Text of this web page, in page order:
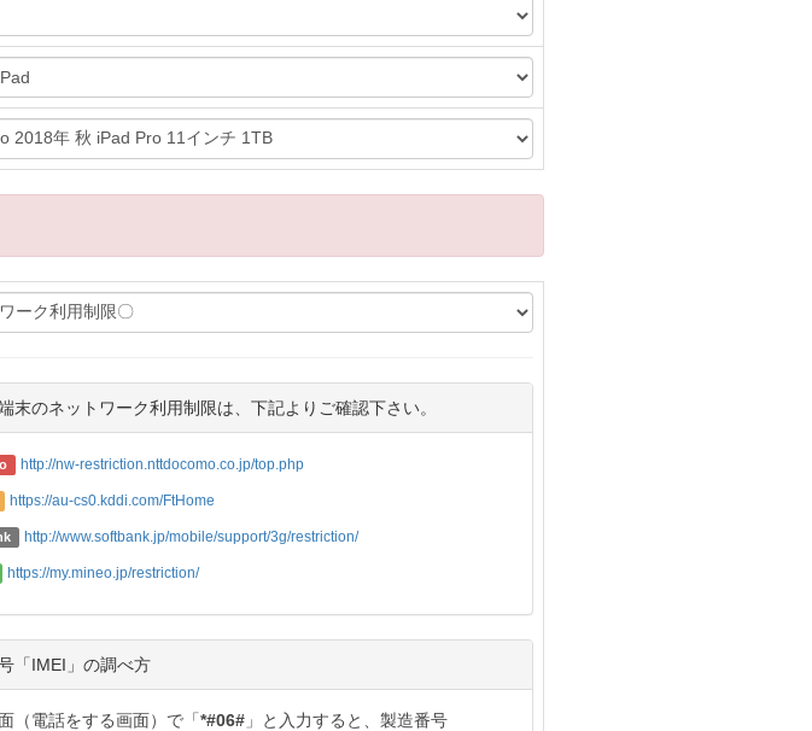
末のネットワーク利用制限は、下記よりご確認下さい。
http://nw-restriction.nttdocomo.co.jp/top.php
https://au-cs0.kddi.com/FtHome
http://www.softbank.jp/mobile/support/3g/restriction/
https://my.mineo.jp/restriction/
「IMEI」の調べ方
（電話をする画面）で「*#06# 」と入力すると、製造番号